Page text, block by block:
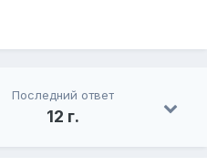
Последний ответ
12 г.